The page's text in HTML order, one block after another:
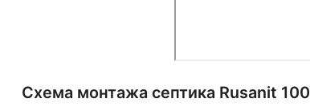
Схема монтажа септика Rusanit 100